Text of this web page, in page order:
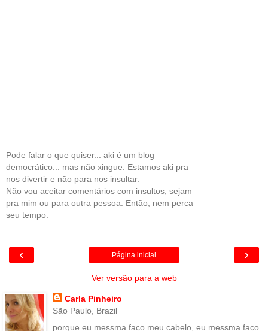
Pode falar o que quiser... aki é um blog
democrático... mas não xingue. Estamos aki pra
nos divertir e não para nos insultar.
Não vou aceitar comentários com insultos, sejam
pra mim ou para outra pessoa. Então, nem perca
seu tempo.
‹ ›
Página inicial
Ver versão para a web
Carla Pinheiro
São Paulo, Brazil
porque eu messma faço meu cabelo, eu messma faço